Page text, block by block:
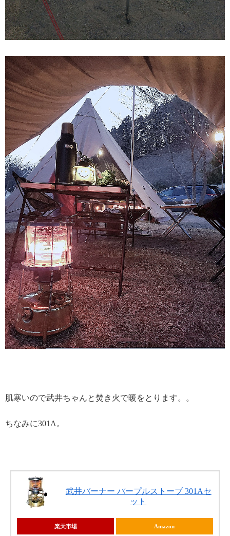
肌寒いので武井ちゃんと焚き火で暖をとります。。
ちなみに301A。
武井バーナー パープルストーブ 301Aセ
ット
楽天市場 Amazon